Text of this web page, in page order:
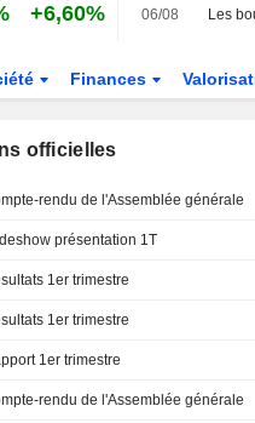
+6,60% 06/08
Finances
officielles
rendu de l'Assemblée générale
présentation 1T
1er trimestre
1er trimestre
1er trimestre
rendu de l'Assemblée générale